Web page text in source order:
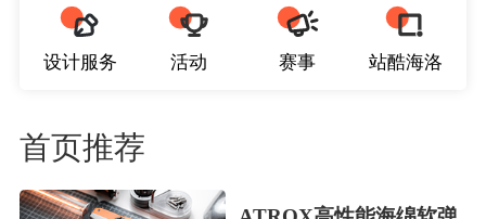
设计服务 活动 赛事 站酷海洛
首页推荐